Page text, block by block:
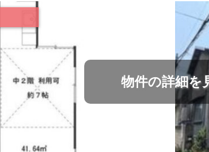
物件の詳細を